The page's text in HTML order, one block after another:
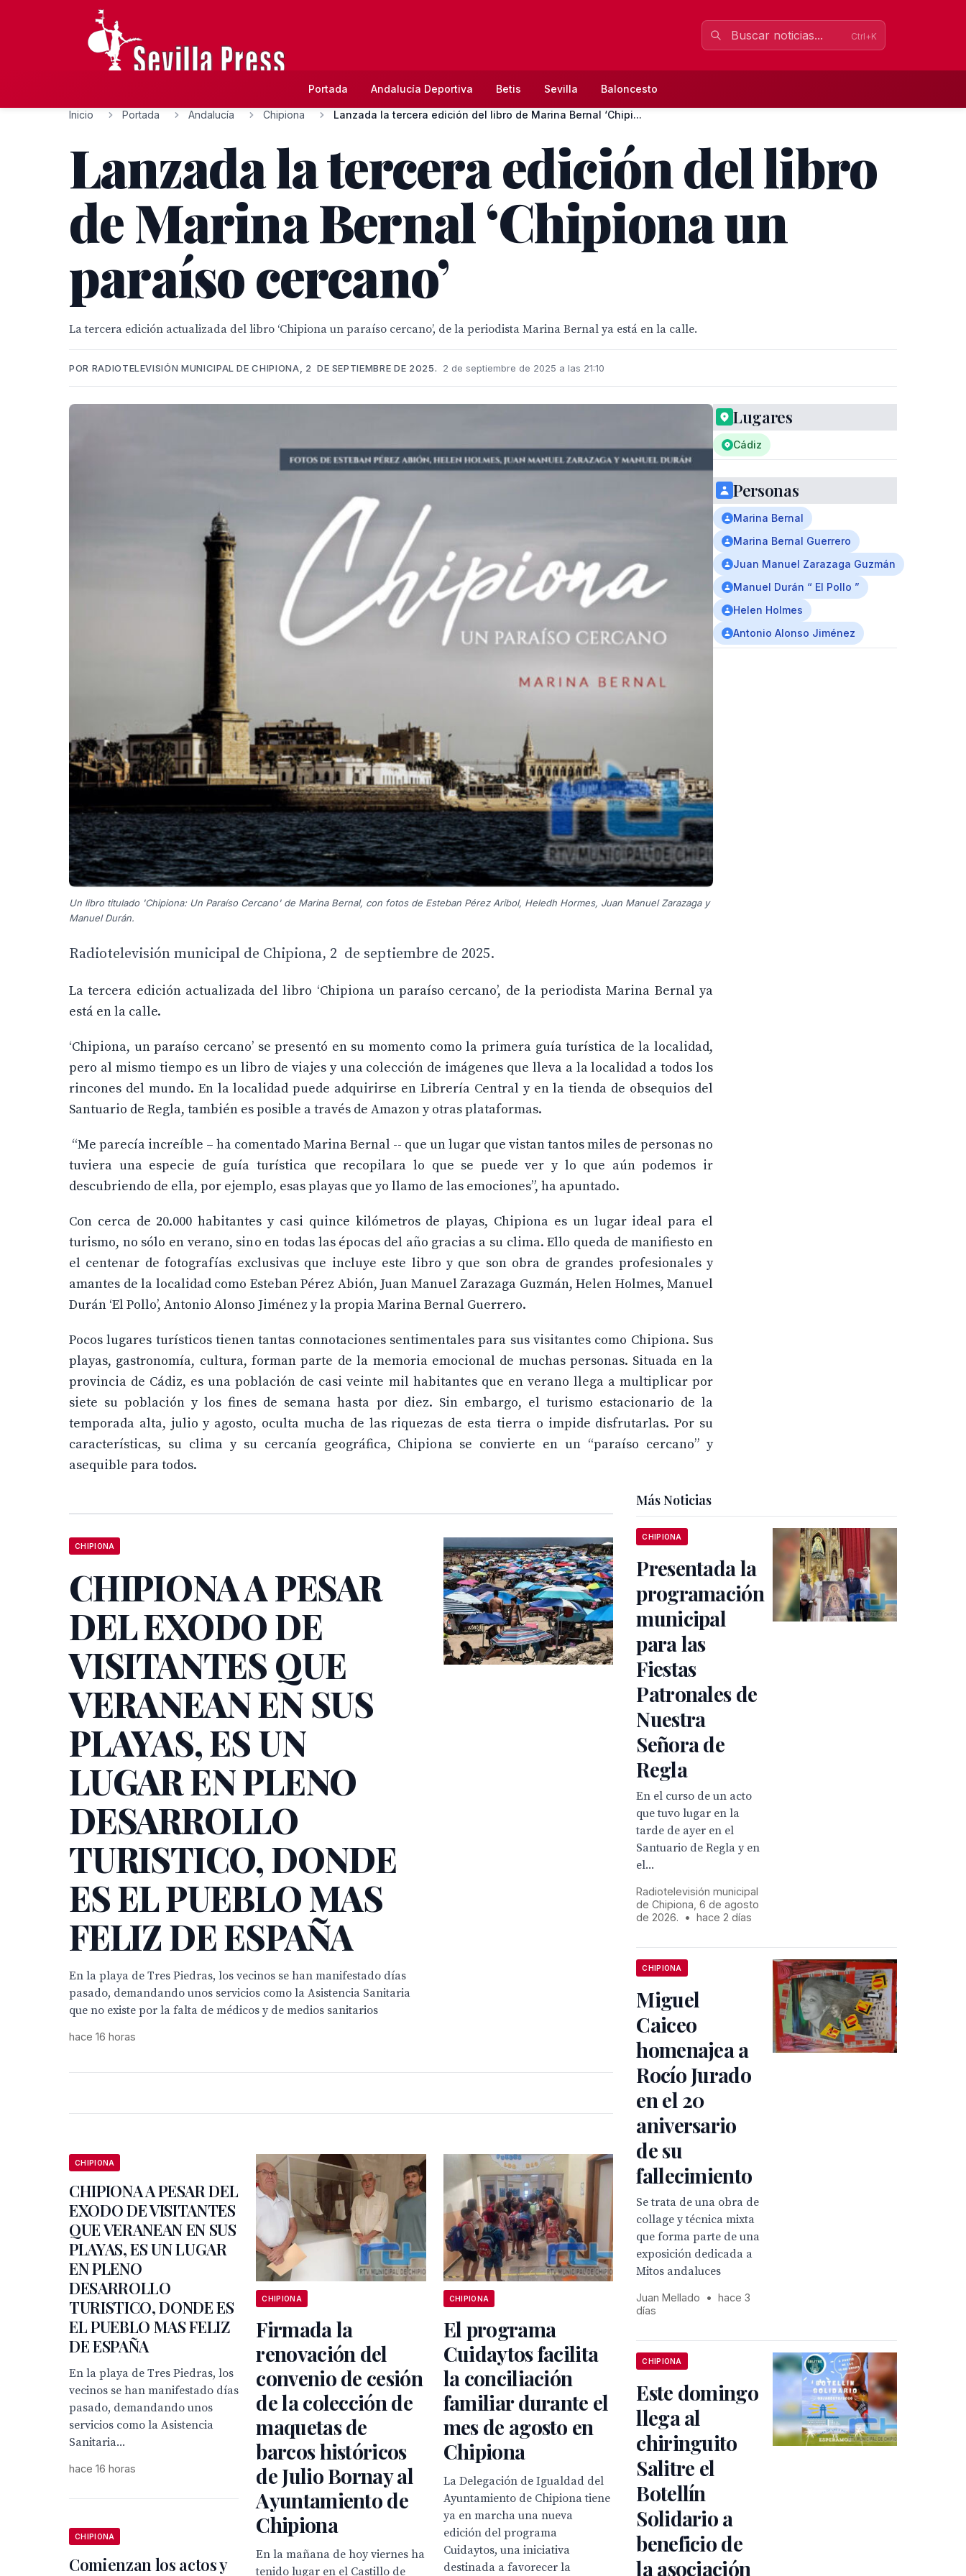
Ctrl+K
Portada Andalucía Deportiva Betis Sevilla Baloncesto
Inicio Portada Andalucía Chipiona Lanzada la tercera edición del libro de Marina Bernal ‘Chipi...
Lanzada la tercera edición del libro
de Marina Bernal ‘Chipiona un
paraíso cercano’
La tercera edición actualizada del libro ‘Chipiona un paraíso cercano’, de la periodista Marina Bernal ya está en la calle.
POR RADIOTELEVISIÓN MUNICIPAL DE CHIPIONA, 2 DE SEPTIEMBRE DE 2025. 2 de septiembre de 2025 a las 21:10
Un libro titulado 'Chipiona: Un Paraíso Cercano' de Marina Bernal, con fotos de Esteban Pérez Aribol, Heledh Hormes, Juan Manuel Zarazaga y
Manuel Durán.
Radiotelevisión municipal de Chipiona, 2 de septiembre de 2025.
La tercera edición actualizada del libro ‘Chipiona un paraíso cercano’, de la periodista Marina Bernal ya
está en la calle.
‘Chipiona, un paraíso cercano’ se presentó en su momento como la primera guía turística de la localidad,
pero al mismo tiempo es un libro de viajes y una colección de imágenes que lleva a la localidad a todos los
rincones del mundo. En la localidad puede adquirirse en Librería Central y en la tienda de obsequios del
Santuario de Regla, también es posible a través de Amazon y otras plataformas.
“Me parecía increíble – ha comentado Marina Bernal -- que un lugar que vistan tantos miles de personas no
tuviera una especie de guía turística que recopilara lo que se puede ver y lo que aún podemos ir
descubriendo de ella, por ejemplo, esas playas que yo llamo de las emociones”, ha apuntado.
Con cerca de 20.000 habitantes y casi quince kilómetros de playas, Chipiona es un lugar ideal para el
turismo, no sólo en verano, sino en todas las épocas del año gracias a su clima. Ello queda de manifiesto en
el centenar de fotografías exclusivas que incluye este libro y que son obra de grandes profesionales y
amantes de la localidad como Esteban Pérez Abión, Juan Manuel Zarazaga Guzmán, Helen Holmes, Manuel
Durán ‘El Pollo’, Antonio Alonso Jiménez y la propia Marina Bernal Guerrero.
Pocos lugares turísticos tienen tantas connotaciones sentimentales para sus visitantes como Chipiona. Sus
playas, gastronomía, cultura, forman parte de la memoria emocional de muchas personas. Situada en la
provincia de Cádiz, es una población de casi veinte mil habitantes que en verano llega a multiplicar por
siete su población y los fines de semana hasta por diez. Sin embargo, el turismo estacionario de la
temporada alta, julio y agosto, oculta mucha de las riquezas de esta tierra o impide disfrutarlas. Por su
características, su clima y su cercanía geográfica, Chipiona se convierte en un “paraíso cercano” y
asequible para todos.
Lugares
Cádiz
Personas
Marina Bernal
Marina Bernal Guerrero
Juan Manuel Zarazaga Guzmán
Manuel Durán “ El Pollo ”
Helen Holmes
Antonio Alonso Jiménez
CHIPIONA
CHIPIONA A PESAR
DEL EXODO DE
VISITANTES QUE
VERANEAN EN SUS
PLAYAS, ES UN
LUGAR EN PLENO
DESARROLLO
TURISTICO, DONDE
ES EL PUEBLO MAS
FELIZ DE ESPAÑA
En la playa de Tres Piedras, los vecinos se han manifestado días
pasado, demandando unos servicios como la Asistencia Sanitaria
que no existe por la falta de médicos y de medios sanitarios
hace 16 horas
CHIPIONA
CHIPIONA A PESAR DEL
EXODO DE VISITANTES
QUE VERANEAN EN SUS
PLAYAS, ES UN LUGAR
EN PLENO
DESARROLLO
TURISTICO, DONDE ES
EL PUEBLO MAS FELIZ
DE ESPAÑA
En la playa de Tres Piedras, los
vecinos se han manifestado días
pasado, demandando unos
servicios como la Asistencia
Sanitaria...
hace 16 horas
CHIPIONA
Firmada la
renovación del
convenio de cesión
de la colección de
maquetas de
barcos históricos
de Julio Bornay al
Ayuntamiento de
Chipiona
En la mañana de hoy viernes ha
tenido lugar en el Castillo de
CHIPIONA
El programa
Cuidaytos facilita
la conciliación
familiar durante el
mes de agosto en
Chipiona
La Delegación de Igualdad del
Ayuntamiento de Chipiona tiene
ya en marcha una nueva
edición del programa
Cuidaytos, una iniciativa
destinada a favorecer la
CHIPIONA
Comienzan los actos y
Más Noticias
CHIPIONA
Presentada la
programación
municipal
para las
Fiestas
Patronales de
Nuestra
Señora de
Regla
En el curso de un acto
que tuvo lugar en la
tarde de ayer en el
Santuario de Regla y en
el...
Radiotelevisión municipal
de Chipiona, 6 de agosto
de 2026.
• hace 2 días
CHIPIONA
Miguel
Caiceo
homenajea a
Rocío Jurado
en el 20
aniversario
de su
fallecimiento
Se trata de una obra de
collage y técnica mixta
que forma parte de una
exposición dedicada a
Mitos andaluces
Juan Mellado •
hace 3
días
CHIPIONA
Este domingo
llega al
chiringuito
Salitre el
Botellín
Solidario a
beneficio de
la asociación